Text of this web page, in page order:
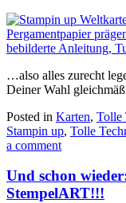
…also alles zurecht
Deiner Wahl
Posted in Karten, Tolle
Stampin up, Tolle
a comment
Und schon
StempelART!!!